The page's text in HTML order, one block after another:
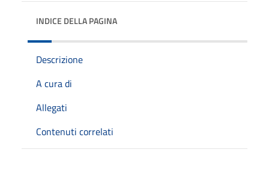
INDICE DELLA PAGINA
Descrizione
A cura di
Allegati
Contenuti correlati